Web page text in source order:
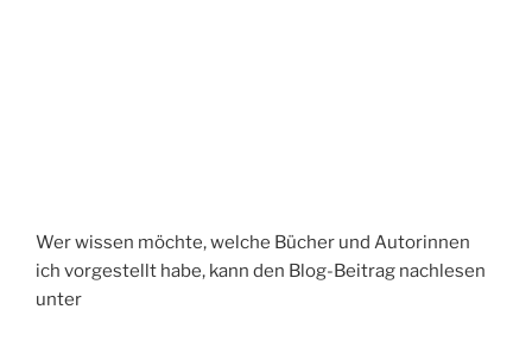
Wer wissen möchte, welche Bücher und Autorinnen
ich vorgestellt habe, kann den Blog-Beitrag nachlesen
unter